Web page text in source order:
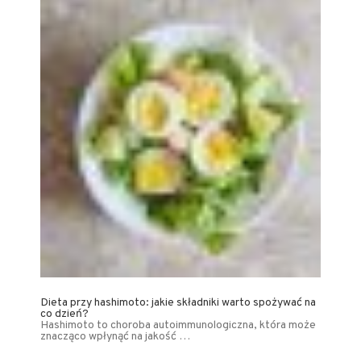
Dieta przy hashimoto: jakie składniki warto spożywać na
co dzień?
Hashimoto to choroba autoimmunologiczna, która może
znacząco wpłynąć na jakość …